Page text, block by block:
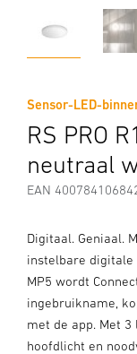
Sensor-LED-
RS PRO
neutraal
EAN
Digitaal. Geniaal.
instelbare digitale
MP5 wordt
ingebruikname,
met de app. Met
hoofdlicht en